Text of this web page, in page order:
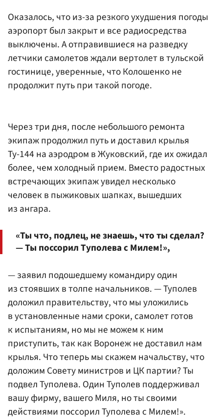
Оказалось, что из-за резкого ухудшения погоды
аэропорт был закрыт и все радиосредства
выключены. А отправившиеся на разведку
летчики самолетов ждали вертолет в тульской
гостинице, уверенные, что Колошенко не
продолжит путь при такой погоде.
Через три дня, после небольшого ремонта
экипаж продолжил путь и доставил крылья
Ту-144 на аэродром в Жуковский, где их ожидал
более, чем холодный прием. Вместо радостных
встречающих экипаж увидел несколько
человек в пыжиковых шапках, вышедших
из ангара.
«Ты что, подлец, не знаешь, что ты сделал?
— Ты поссорил Туполева с Милем!»,
— заявил подошедшему командиру один
из стоявших в толпе начальников. — Туполев
доложил правительству, что мы уложились
в установленные нами сроки, самолет готов
к испытаниям, но мы не можем к ним
приступить, так как Воронеж не доставил нам
крылья. Что теперь мы скажем начальству, что
доложим Совету министров и ЦК партии? Ты
подвел Туполева. Один Туполев поддерживал
вашу фирму, вашего Миля, но ты своими
действиями поссорил Туполева с Милем!».